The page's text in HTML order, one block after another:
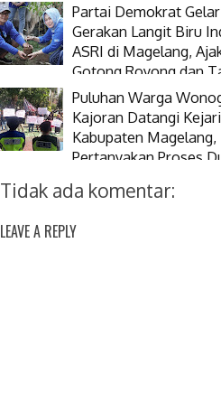
Partai Demokrat Gelar
Gerakan Langit Biru
ASRI di Magelang,
Gotong Royong dan
Pohon
Puluhan Warga
Kajoran Datangi Kejari
Kabupaten Magelang,
Pertanyakan Proses
Tidak ada komentar:
LEAVE A REPLY